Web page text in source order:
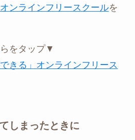
ンラインフリースクールを
をタップ▼
きる」オンラインフリース
しまったときに